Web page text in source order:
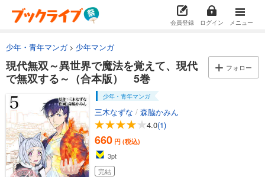
会員登録 ログイン メニュー
少年・青年マンガ 少年マンガ
現代無双～異世界で魔法を覚えて、現代
で無双する～（合本版） 5巻
フォロー
少年・青年マンガ
三木なずな / 森脇かみん
4.0(1)
660 円 (税込)
3pt
完結